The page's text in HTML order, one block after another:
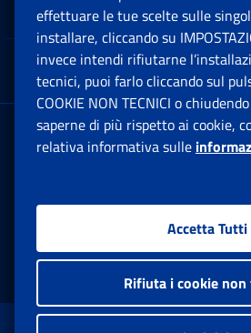
Note Legali
App mobile
Sede Legale : Via Ciro il
00144 Roma
Facebook: Apre una
Twitter: Apre
Whatsapp:
effettuare le tue scelte sulle
installare, cliccando su
invece intendi rifiutarne
tecnici, puoi farlo cliccando sul
COOKIE NON TECNICI o
saperne di più rispetto ai cookie,
relativa informativa sulle
Accetta Tutti
Rifiuta i cookie non